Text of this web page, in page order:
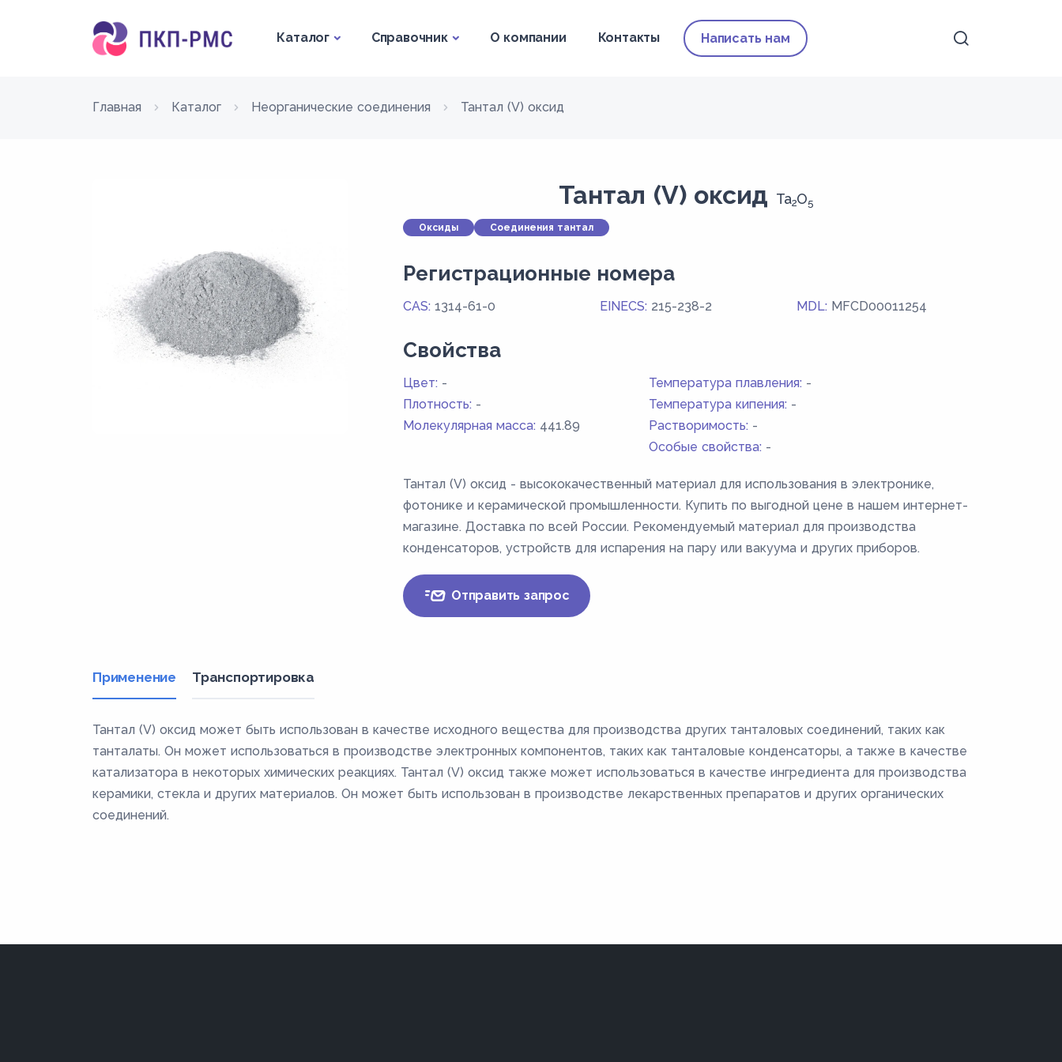
Каталог Справочник О компании Контакты Написать нам
Главная Каталог Неорганические соединения Тантал (V) оксид
Тантал (V) оксид Ta2O5
Оксиды Соединения тантал
Регистрационные номера
CAS: 1314-61-0 EINECS: 215-238-2 MDL: MFCD00011254
Свойства
Цвет: - Температура плавления: -
Плотность: - Температура кипения: -
Молекулярная масса: 441.89 Растворимость: -
Особые свойства: -
Тантал (V) оксид - высококачественный материал для использования в электронике,
фотонике и керамической промышленности. Купить по выгодной цене в нашем интернет-
магазине. Доставка по всей России. Рекомендуемый материал для производства
конденсаторов, устройств для испарения на пару или вакуума и других приборов.
Отправить запрос
Применение Транспортировка
Тантал (V) оксид может быть использован в качестве исходного вещества для производства других танталовых соединений, таких как
танталаты. Он может использоваться в производстве электронных компонентов, таких как танталовые конденсаторы, а также в качестве
катализатора в некоторых химических реакциях. Тантал (V) оксид также может использоваться в качестве ингредиента для производства
керамики, стекла и других материалов. Он может быть использован в производстве лекарственных препаратов и других органических
соединений.